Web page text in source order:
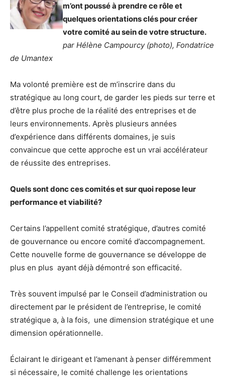
m’ont poussé à prendre ce rôle et
quelques orientations clés pour créer
votre comité au sein de votre structure.
par Hélène Campourcy (photo), Fondatrice
de Umantex
Ma volonté première est de m’inscrire dans du
stratégique au long court, de garder les pieds sur terre et
d’être plus proche de la réalité des entreprises et de
leurs environnements. Après plusieurs années
d’expérience dans différents domaines, je suis
convaincue que cette approche est un vrai accélérateur
de réussite des entreprises.
Quels sont donc ces comités et sur quoi repose leur
performance et viabilité?
Certains l’appellent comité stratégique, d’autres comité
de gouvernance ou encore comité d’accompagnement.
Cette nouvelle forme de gouvernance se développe de
plus en plus ayant déjà démontré son efficacité.
Très souvent impulsé par le Conseil d’administration ou
directement par le président de l’entreprise, le comité
stratégique a, à la fois, une dimension stratégique et une
dimension opérationnelle.
Éclairant le dirigeant et l’amenant à penser différemment
si nécessaire, le comité challenge les orientations